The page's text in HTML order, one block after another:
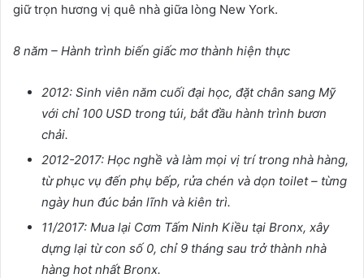
giữ trọn hương vị quê nhà giữa lòng New York.
8 năm – Hành trình biến giấc mơthành hiện thực
2012: Sinh viên năm cuối đại học, đặt chân sang Mỹ
với chỉ100 USD trong túi, bắt đầu hành trình bươn
chải.
2012-2017: Học nghề và làm mọi vị trí trong nhà hàng,
từphục vụ đến phụ bếp, rửa chén và dọn toilet – từng
ngày hun đúc bản lĩnh và kiên trì.
11/2017: Mua lại Cơm Tấm Ninh Kiều tại Bronx, xây
dựng lại từcon số0, chỉ9 tháng sau trởthành nhà
hàng hot nhất Bronx.